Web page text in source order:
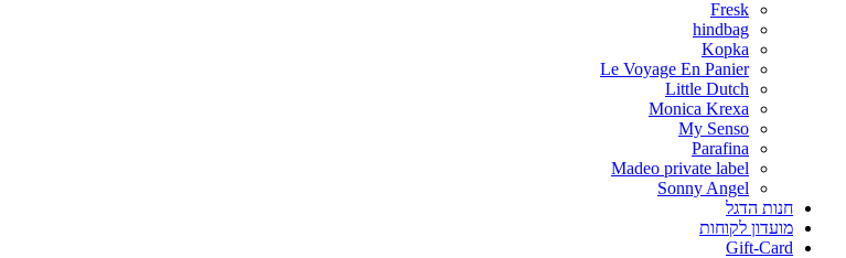
Fresk
hindbag
Kopka
Le Voyage En Panier
Little Dutch
Monica Krexa
My Senso
Parafina
Madeo private label
Sonny Angel
חנות הדגל
מועדון לקוחות
Gift-Card